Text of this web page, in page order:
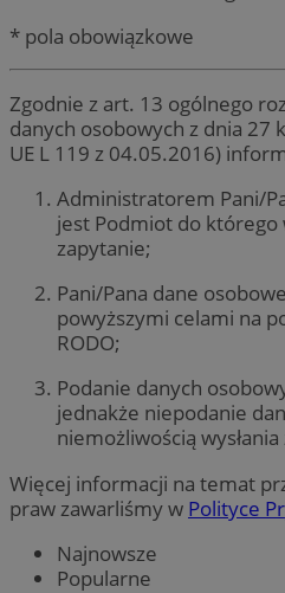
* pola obowiązkowe
Zgodnie z art. 13 ogólnego
danych osobowych z dnia 27
UE L 119 z 04.05.2016)
Administratorem Pani/
jest Podmiot do którego
zapytanie;
Pani/Pana dane
powyższymi celami na
RODO;
Podanie danych
jednakże niepodanie
niemożliwością
Więcej informacji na temat
praw zawarliśmy w Polityce
Najnowsze
Popularne